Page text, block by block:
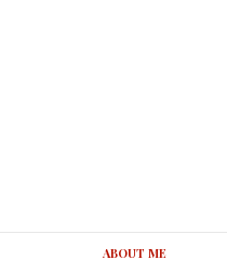
ABOUT ME